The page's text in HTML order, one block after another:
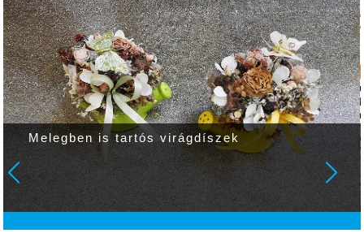
Ezt már a gépek sem bírják!